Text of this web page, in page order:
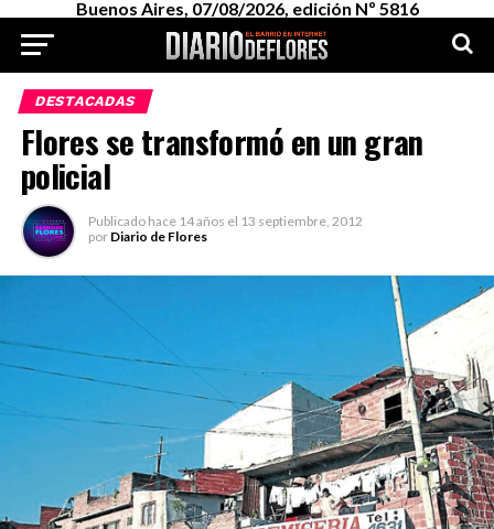
Buenos Aires, 07/08/2026, edición Nº 5816
DESTACADAS
Flores se transformó en un gran
policial
Publicado hace 14 años el 13 septiembre, 2012
por Diario de Flores